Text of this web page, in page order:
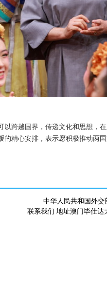
以跨越国界，传递文化和思想，
的精心安排，表示愿积极推动两
中华人民共和国外
联系我们 地址澳门毕仕